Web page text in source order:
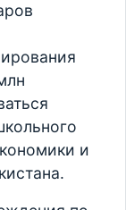
и